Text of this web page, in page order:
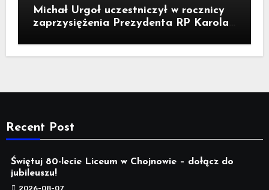
Michał Urgoł uczestniczył w rocznicy
zaprzysiężenia Prezydenta RP Karola
Recent Post
Świętuj 80-lecie Liceum w Chojnowie – dołącz do
jubileuszu!
2026-08-07